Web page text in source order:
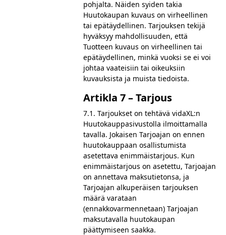
pohjalta. Näiden syiden takia
Huutokaupan kuvaus on virheellinen
tai epätäydellinen. Tarjouksen tekijä
hyväksyy mahdollisuuden, että
Tuotteen kuvaus on virheellinen tai
epätäydellinen, minkä vuoksi se ei voi
johtaa vaateisiin tai oikeuksiin
kuvauksista ja muista tiedoista.
Artikla 7 – Tarjous
7.1. Tarjoukset on tehtävä vidaXL:n
Huutokauppasivustolla ilmoittamalla
tavalla. Jokaisen Tarjoajan on ennen
huutokauppaan osallistumista
asetettava enimmäistarjous. Kun
enimmäistarjous on asetettu, Tarjoajan
on annettava maksutietonsa, ja
Tarjoajan alkuperäisen tarjouksen
määrä varataan
(ennakkovarmennetaan) Tarjoajan
maksutavalla huutokaupan
päättymiseen saakka.